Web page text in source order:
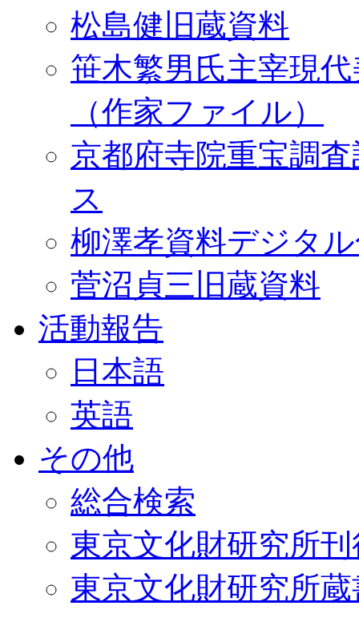
松島健旧蔵資料
笹木繁男氏主宰現
（作家ファイル）
京都府寺院重宝調
ス
柳澤孝資料デジタ
菅沼貞三旧蔵資料
活動報告
日本語
英語
その他
総合検索
東京文化財研究所
東京文化財研究所